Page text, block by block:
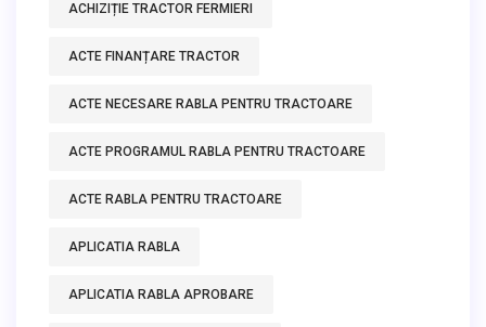
ACHIZIȚIE TRACTOR FERMIERI
ACTE FINANȚARE TRACTOR
ACTE NECESARE RABLA PENTRU TRACTOARE
ACTE PROGRAMUL RABLA PENTRU TRACTOARE
ACTE RABLA PENTRU TRACTOARE
APLICATIA RABLA
APLICATIA RABLA APROBARE